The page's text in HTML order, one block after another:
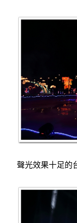
聲光效果十足的